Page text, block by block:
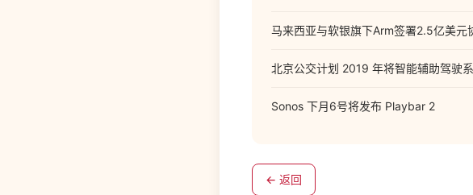
马来西亚与软银旗下Arm签署2.5亿美元
北京公交计划 2019 年将智能辅助驾驶
Sonos 下月6号将发布 Playbar 2
← 返回